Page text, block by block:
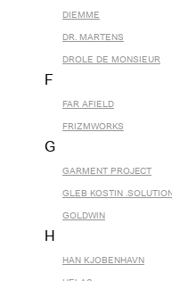
DIEMME
DR. MARTENS
DROLE DE MONSIEUR
F
FAR AFIELD
FRIZMWORKS
G
GARMENT PROJECT
GLEB KOSTIN
GOLDWIN
H
HAN KJOBENHAVN